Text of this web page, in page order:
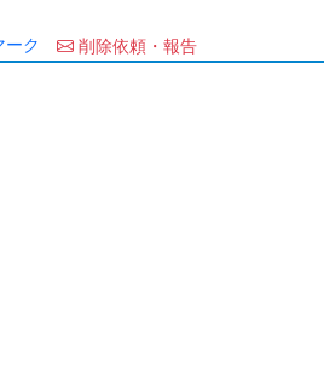
ーク 削除依頼・報告